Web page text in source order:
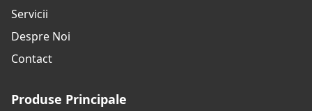
Servicii
Despre Noi
Contact
Produse Principale